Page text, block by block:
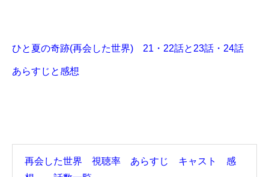
ひと夏の奇跡(再会した世界) 21・22話と23話・24話
あらすじと感想
再会した世界 視聴率 あらすじ キャスト 感